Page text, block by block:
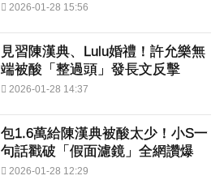
2026-01-28 15:56
見習陳漢典、Lulu婚禮！許允樂無
端被酸「整過頭」發長文反擊
2026-01-28 14:37
包1.6萬給陳漢典被酸太少！小S一
句話戳破「假面濾鏡」全網讚爆
2026-01-28 12:29